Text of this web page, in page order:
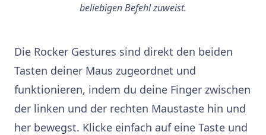
beliebigen Befehl zuweist.
Die Rocker Gestures sind direkt den beiden
Tasten deiner Maus zugeordnet und
funktionieren, indem du deine Finger zwischen
der linken und der rechten Maustaste hin und
her bewegst. Klicke einfach auf eine Taste und